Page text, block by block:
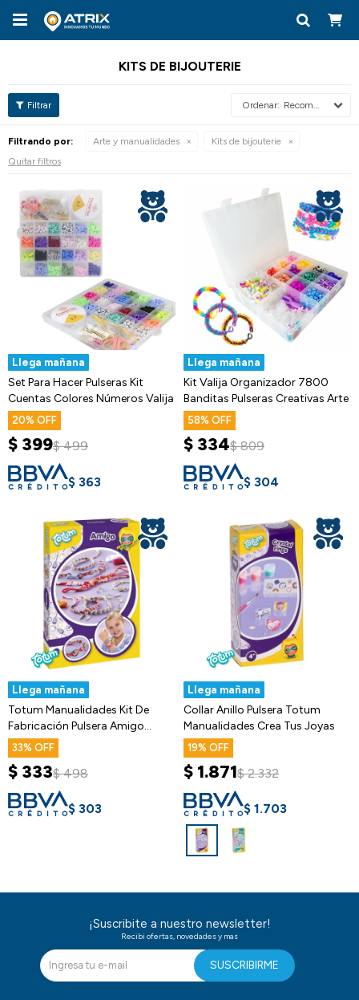

KITS DE BIJOUTERIE
Recomendados
Filtrando por: Arte y manualidades
Kits de bijouterie
Quitar filtros
Llega mañana
Set Para Hacer Pulseras Kit
Cuentas Colores Números Valija
20
$ 399$ 499
$ 363
Llega mañana
Kit Valija Organizador 7800
Banditas Pulseras Creativas Arte
58
$ 334$ 809
$ 304
Llega mañana
Totum Manualidades Kit De
Fabricación Pulsera Amigo
Regalo
33
$ 333$ 498
$ 303
Llega mañana
Collar Anillo Pulsera Totum
Manualidades Crea Tus Joyas
19
$ 1.871$ 2.332
$ 1.703
¡Suscribite a nuestro newsletter!
Recibi ofertas, novedades y mas
SUSCRIBIRME